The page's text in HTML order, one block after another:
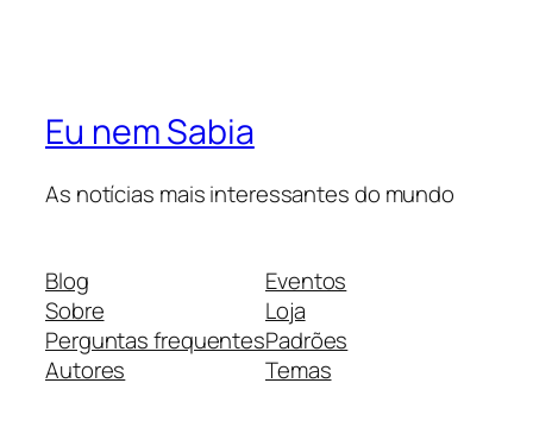
Eu nem Sabia
As notícias mais interessantes do mundo
Blog
Sobre
Perguntas frequentes
Autores
Eventos
Loja
Padrões
Temas